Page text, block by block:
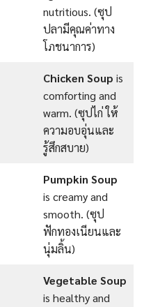
nutritious. (ซุป
ปลามีคุณค่าทาง
โภชนาการ)
Chicken Soup is
comforting and
warm. (ซุปไก่ ให้
ความอบอุ่นและ
รู้สึกสบาย)
Pumpkin Soup
is creamy and
smooth. (ซุป
ฟักทองเนียนและ
นุ่มลิ้น)
Vegetable Soup
is healthy and